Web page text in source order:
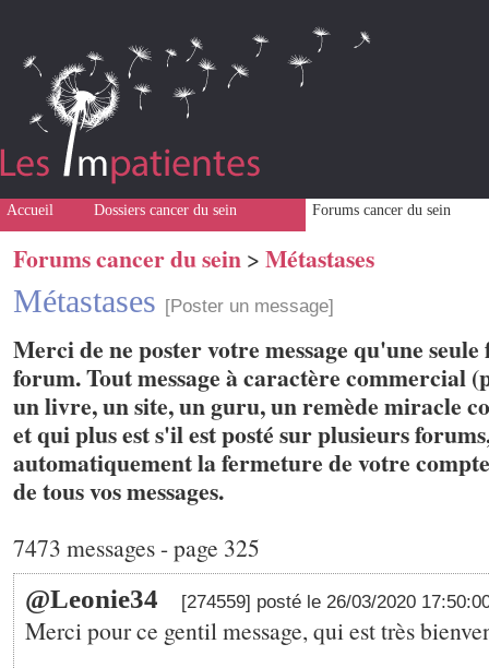
Accueil Dossiers cancer du sein Forums cancer du sein
Forums cancer du sein > Métastases
Métastases [Poster un message]
Merci de ne poster votre message qu'une seule
forum. Tout message à caractère commercial
un livre, un site, un guru, un remède miracle
et qui plus est s'il est posté sur plusieurs
automatiquement la fermeture de votre
de tous vos messages.
7473 messages - page 325
@Leonie34 [274559] posté le 26/03/2020
Merci pour ce gentil message, qui est très